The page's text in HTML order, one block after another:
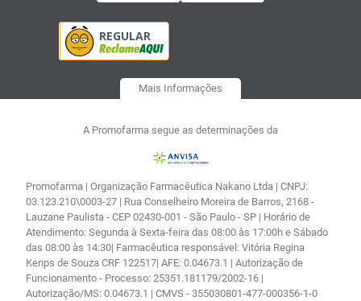
Mais Informações
A Promofarma segue as determinações da
Promofarma | Organização Farmacêutica Nakano Ltda | CNPJ:
03.123.210\0003-27 | Rua Conselheiro Moreira de Barros, 2168 -
Lauzane Paulista - CEP 02430-001 - São Paulo - SP | Horário de
Atendimento: Segunda à Sexta-feira das 08:00 às 17:00h e Sábado
das 08:00 às 14:30| Farmacêutica responsável: Vitória Regina
Kenps de Souza CRF 122517| AFE: 0.04673.1 | Autorização de
Funcionamento - Processo: 25351.181179/2002-16 |
Autorização/MS: 0.04673.1 | CMVS - 355030801-477-000356-1-0